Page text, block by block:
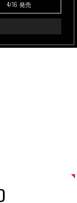
4/16 発売